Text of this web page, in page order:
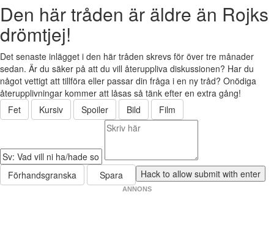
Den här tråden är äldre än Rojks
drömtjej!
Det senaste inlägget i den här tråden skrevs för över tre månader
sedan. Är du säker på att du vill återuppliva diskussionen? Har du
något vettigt att tillföra eller passar din fråga i en ny tråd? Onödiga
återupplivningar kommer att låsas så tänk efter en extra gång!
Fet
Kursiv Spoiler Bild Film
Förhandsgranska Spara
ANNONS